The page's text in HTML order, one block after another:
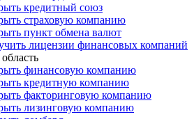
кредитный союз
страховую компанию
пункт обмена валют
лицензии финансовых компаний
финансовую компанию
кредитную компанию
факторинговую компанию
лизинговую компанию